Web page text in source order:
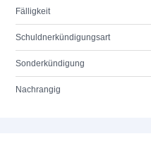
Fälligkeit
Schuldnerkündigungsart
Sonderkündigung
Nachrangig